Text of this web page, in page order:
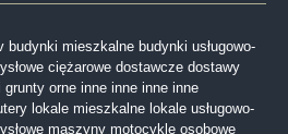
budynki mieszkalne budynki usługowo-
ciężarowe dostawcze dostawy
grunty orne inne inne inne inne
lokale mieszkalne lokale usługowo-
maszyny motocykle osobowe